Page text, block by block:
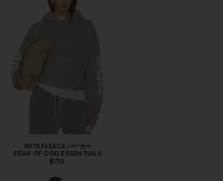
90?S FLEECE パーカー
FEAR OF GOD ESSENTIALS
$170